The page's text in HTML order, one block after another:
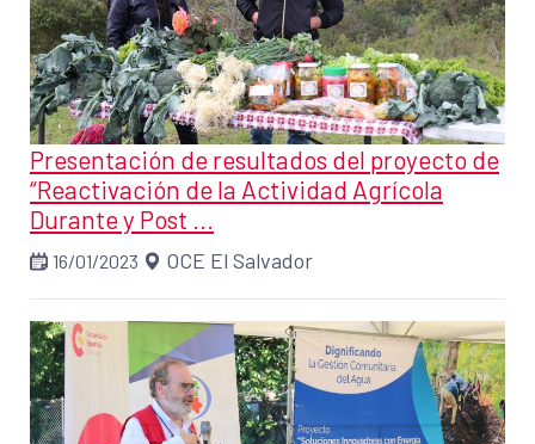
Presentación de resultados del proyecto de
“Reactivación de la Actividad Agrícola
Durante y Post ...
16/01/2023 OCE El Salvador